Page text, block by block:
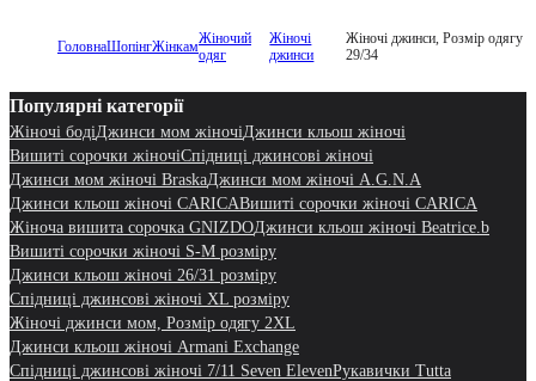
ГоловнаШопінгЖінкамЖіночий
одяг
Жіночі
джинси
Жіночі джинси, Розмір одягу
29/34
Популярні категорії
Жіночі бодіДжинси мом жіночіДжинси кльош жіночі
Вишиті сорочки жіночіСпідниці джинсові жіночі
Джинси мом жіночі BraskaДжинси мом жіночі A.G.N.A
Джинси кльош жіночі CARICAВишиті сорочки жіночі CARICA
Жіноча вишита сорочка GNIZDOДжинси кльош жіночі Beatrice.b
Вишиті сорочки жіночі S-M розміру
Джинси кльош жіночі 26/31 розміру
Спідниці джинсові жіночі XL розміру
Жіночі джинси мом, Розмір одягу 2XL
Джинси кльош жіночі Armani Exchange
Спідниці джинсові жіночі 7/11 Seven ElevenРукавички Tutta